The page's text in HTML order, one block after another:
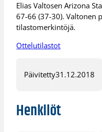
Elias Valtosen Arizona
67-66 (37-30). Valtonen
tilastomerkintöjä.
Ottelutilastot
Päivitetty31.12.2018
Henkilöt